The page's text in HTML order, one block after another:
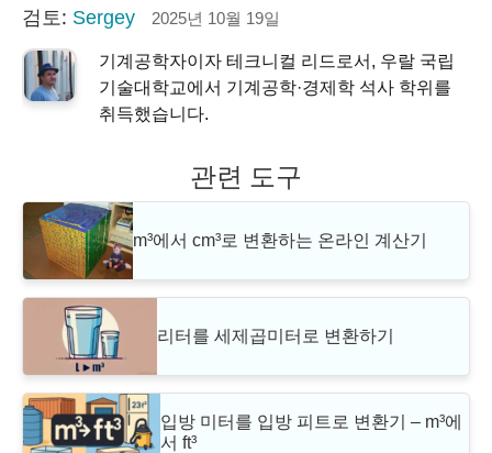
검토: Sergey 2025년 10월 19일
기계공학자이자 테크니컬 리드로서, 우랄 국립
기술대학교에서 기계공학·경제학 석사 학위를
취득했습니다.
관련 도구
m³에서 cm³로 변환하는 온라인 계산기
리터를 세제곱미터로 변환하기
입방 미터를 입방 피트로 변환기 – m³에
서 ft³